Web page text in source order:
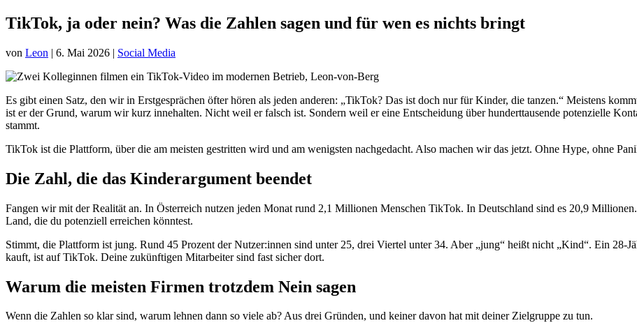
TikTok, ja oder nein? Was die Zahlen sagen und für wen es nichts bringt
von Leon | 6. Mai 2026 | Social Media
Es gibt einen Satz, den wir in Erstgesprächen öfter hören als jeden anderen: „TikTok? Das ist doch nur für Kinder, die tanzen.“ Meistens
ist er der Grund, warum wir kurz innehalten. Nicht weil er falsch ist. Sondern weil er eine Entscheidung über hunderttausende potenzielle
stammt.
TikTok ist die Plattform, über die am meisten gestritten wird und am wenigsten nachgedacht. Also machen wir das jetzt. Ohne Hype, ohne
Die Zahl, die das Kinderargument beendet
Fangen wir mit der Realität an. In Österreich nutzen jeden Monat rund 2,1 Millionen Menschen TikTok. In Deutschland sind es 20,9
Land, die du potenziell erreichen könntest.
Stimmt, die Plattform ist jung. Rund 45 Prozent der Nutzer:innen sind unter 25, drei Viertel unter 34. Aber „jung“ heißt nicht „Kind“. Ein 28-
kauft, ist auf TikTok. Deine zukünftigen Mitarbeiter sind fast sicher dort.
Warum die meisten Firmen trotzdem Nein sagen
Wenn die Zahlen so klar sind, warum lehnen dann so viele ab? Aus drei Gründen, und keiner davon hat mit deiner Zielgruppe zu tun.